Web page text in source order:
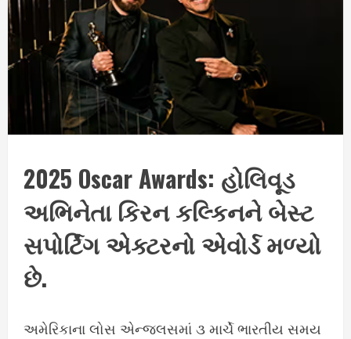
2025 Oscar Awards: હોલિવૂડ
અભિનેતા કિરન કલ્કિનને બેસ્ટ
સપોર્ટિંગ એક્ટરનો એવોર્ડ મળ્યો
છે.
અમેરિકાના લોસ એન્જલસમાં ૩ માર્ચે ભારતીય સમય